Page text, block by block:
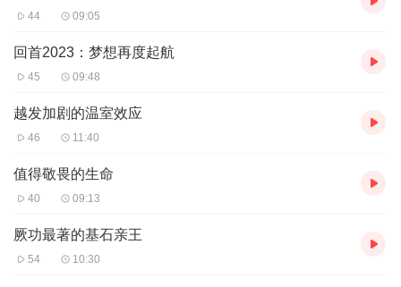
44 09:05
回首2023：梦想再度起航
45 09:48
越发加剧的温室效应
46 11:40
值得敬畏的生命
40 09:13
厥功最著的基石亲王
54 10:30